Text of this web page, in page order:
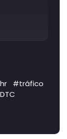
#tráfico